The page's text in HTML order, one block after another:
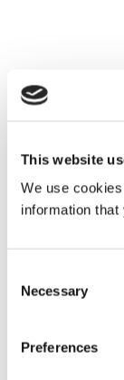
This website
We use
information that
Selection
Necessary
Preferences